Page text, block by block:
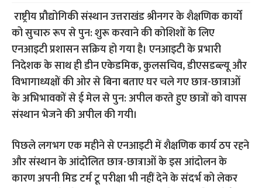
राष्ट्रीय प्रौद्योगिकी संस्थान उत्तराखंड श्रीनगर के शैक्षणिक कार्यों
को सुचारु रूप से पुन: शुरू करवाने की कोशिशों के लिए
एनआइटी प्रशासन सक्रिय हो गया है। एनआइटी के प्रभारी
निदेशक के साथ ही डीन एकेडमिक, कुलसचिव, डीएसडब्ल्यू और
विभागाध्यक्षों की ओर से बिना बताए घर चले गए छात्र-छात्राओं
के अभिभावकों से ई मेल से पुन: अपील करते हुए छात्रों को वापस
संस्थान भेजने की अपील की गयी।
पिछले लगभग एक महीने से एनआइटी में शैक्षणिक कार्य ठप रहने
और संस्थान के आंदोलित छात्र-छात्राओं के इस आंदोलन के
कारण अपनी मिड टर्म टू परीक्षा भी नहीं देने के संदर्भ को लेकर